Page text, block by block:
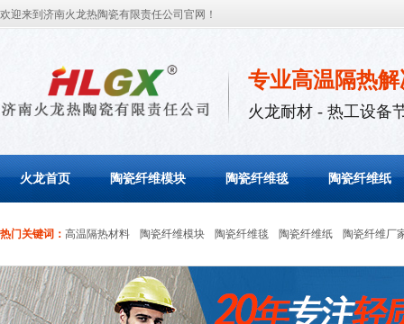
欢迎来到济南火龙热陶瓷有限责任公司官网！
专业高温隔热
火龙耐材 - 热工设备
火龙首页 陶瓷纤维模块 陶瓷纤维毯 陶瓷纤维纸
热门关键词： 高温隔热材料 陶瓷纤维模块 陶瓷纤维毯 陶瓷纤维纸 陶瓷纤维厂